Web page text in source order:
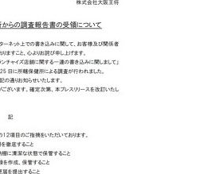
ティ
る
イト
ト
例